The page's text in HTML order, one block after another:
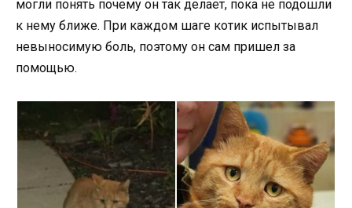
могли понять почему он так делает, пока не подошли
к нему ближе. При каждом шаге котик испытывал
невыносимую боль, поэтому он сам пришел за
помощью.